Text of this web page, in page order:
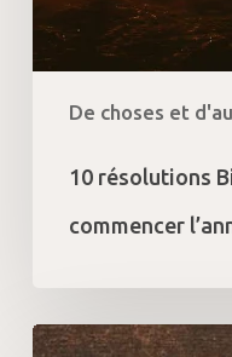
De choses et
10 résolutions
commencer
Idées